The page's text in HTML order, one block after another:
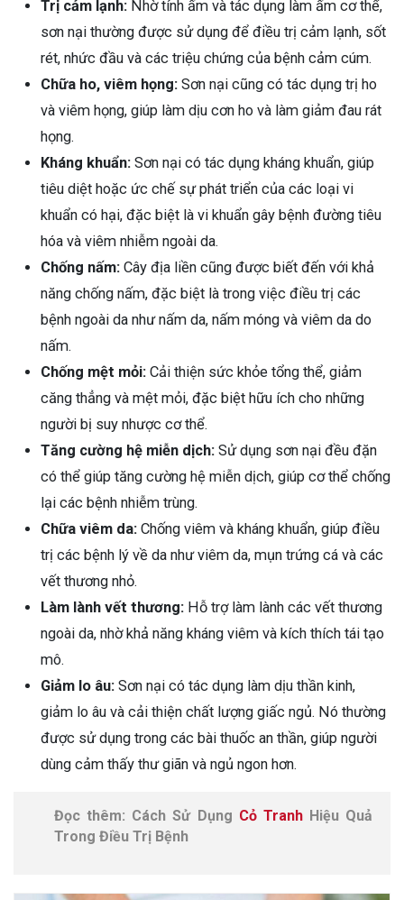
Trị cảm lạnh: Nhờ tính ấm và tác dụng làm ấm cơ thể,
sơn nại thường được sử dụng để điều trị cảm lạnh, sốt
rét, nhức đầu và các triệu chứng của bệnh cảm cúm.
Chữa ho, viêm họng: Sơn nại cũng có tác dụng trị ho
và viêm họng, giúp làm dịu cơn ho và làm giảm đau rát
họng.
Kháng khuẩn: Sơn nại có tác dụng kháng khuẩn, giúp
tiêu diệt hoặc ức chế sự phát triển của các loại vi
khuẩn có hại, đặc biệt là vi khuẩn gây bệnh đường tiêu
hóa và viêm nhiễm ngoài da.
Chống nấm: Cây địa liền cũng được biết đến với khả
năng chống nấm, đặc biệt là trong việc điều trị các
bệnh ngoài da như nấm da, nấm móng và viêm da do
nấm.
Chống mệt mỏi: Cải thiện sức khỏe tổng thể, giảm
căng thẳng và mệt mỏi, đặc biệt hữu ích cho những
người bị suy nhược cơ thể.
Tăng cường hệ miễn dịch: Sử dụng sơn nại đều đặn
có thể giúp tăng cường hệ miễn dịch, giúp cơ thể chống
lại các bệnh nhiễm trùng.
Chữa viêm da: Chống viêm và kháng khuẩn, giúp điều
trị các bệnh lý về da như viêm da, mụn trứng cá và các
vết thương nhỏ.
Làm lành vết thương: Hỗ trợ làm lành các vết thương
ngoài da, nhờ khả năng kháng viêm và kích thích tái tạo
mô.
Giảm lo âu: Sơn nại có tác dụng làm dịu thần kinh,
giảm lo âu và cải thiện chất lượng giấc ngủ. Nó thường
được sử dụng trong các bài thuốc an thần, giúp người
dùng cảm thấy thư giãn và ngủ ngon hơn.
Đọc thêm: Cách Sử Dụng Cỏ TranhHiệu Quả
Trong Điều Trị Bệnh